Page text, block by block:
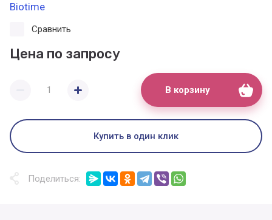
Biotime
Цена по запросу
Сравнить
В корзину
Купить в один клик
Поделиться: